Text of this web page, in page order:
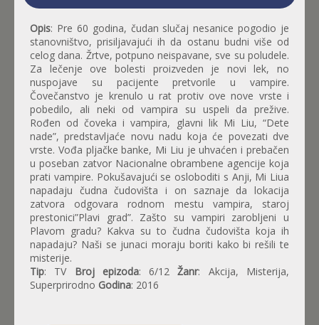
Opis: Pre 60 godina, čudan slučaj nesanice pogodio je
stanovništvo, prisiljavajući ih da ostanu budni više od
celog dana. Žrtve, potpuno neispavane, sve su poludele.
Za lečenje ove bolesti proizveden je novi lek, no
nuspojave su pacijente pretvorile u vampire.
Čovečanstvo je krenulo u rat protiv ove nove vrste i
pobedilo, ali neki od vampira su uspeli da prežive.
Rođen od čoveka i vampira, glavni lik Mi Liu, “Dete
nade”, predstavljaće novu nadu koja će povezati dve
vrste. Vođa pljačke banke, Mi Liu je uhvaćen i prebačen
u poseban zatvor Nacionalne obrambene agencije koja
prati vampire. Pokušavajući se osloboditi s Anji, Mi Liua
napadaju čudna čudovišta i on saznaje da lokacija
zatvora odgovara rodnom mestu vampira, staroj
prestonici”Plavi grad”. Zašto su vampiri zarobljeni u
Plavom gradu? Kakva su to čudna čudovišta koja ih
napadaju? Naši se junaci moraju boriti kako bi rešili te
misterije.
Tip: TV Broj epizoda: 6/12Žanr: Akcija, Misterija,
Superprirodno Godina: 2016